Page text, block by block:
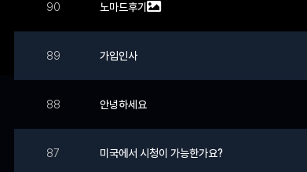
90 노마드후기
89 가입인사
88 안녕하세요
87 미국에서 시청이 가능한가요?